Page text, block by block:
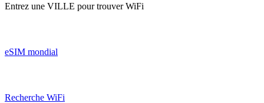
Entrez une VILLE pour trouver WiFi
eSIM mondial
Recherche WiFi